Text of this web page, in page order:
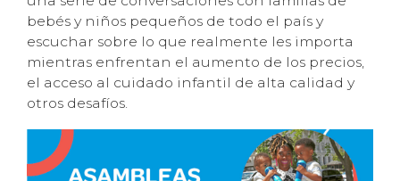
bebés y niños pequeños de todo el país y
escuchar sobre lo que realmente les importa
mientras enfrentan el aumento de los precios,
el acceso al cuidado infantil de alta calidad y
otros desafíos.